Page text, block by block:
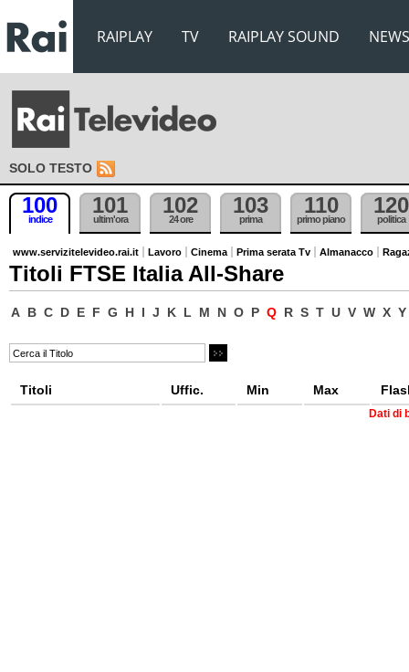
RAIPLAY TV RAIPLAY SOUND NEWS
SOLO TESTO
100
indice
101
ultim'ora
102
24 ore
103
prima
110
primo piano
120
politica
www.servizitelevideo.rai.it Lavoro Cinema Prima serata Tv Almanacco
Titoli FTSE Italia All-Share
A B C D E F G H I J K L M N O P Q R S T U V W X Y
Titoli Uffic. Min Max
Dati di